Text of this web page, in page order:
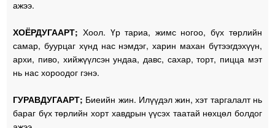
ажээ.
ХОЁРДУГААРТ; Хоол. Үр тариа, жимс ногоо, бүх төрлийн
самар, буурцаг хүнд нас нэмдэг, харин махан бүтээгдэхүүн,
архи, пиво, хийжүүлсэн ундаа, давс, сахар, торт, пицца мэт
нь нас хороодог гэнэ.
ГУРАВДУГААРТ; Биеийн жин. Илүүдэл жин, хэт таргалалт нь
бараг бүх төрлийн хорт хавдрын үүсэх таатай нөхцөл болдог